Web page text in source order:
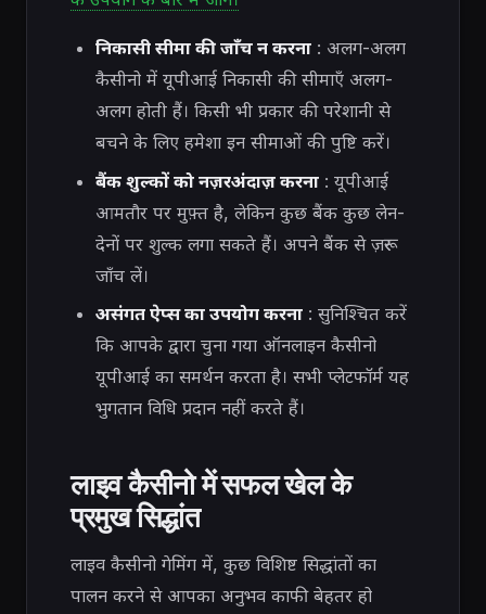
निकासी सीमा की जाँच न करना: अलग-अलग
कैसीनो में यूपीआई निकासी की सीमाएँ अलग-
अलग होती हैं। किसी भी प्रकार की परेशानी से
बचने के लिए हमेशा इन सीमाओं की पुष्टि करें।
बैंक शुल्कों को नज़रअंदाज़ करना: यूपीआई
आमतौर पर मुफ़्त है, लेकिन कुछ बैंक कुछ लेन-
देनों पर शुल्क लगा सकते हैं। अपने बैंक से ज़रूर
जाँच लें।
असंगत ऐप्स का उपयोग करना: सुनिश्चित करें
कि आपके द्वारा चुना गया ऑनलाइन कैसीनो
यूपीआई का समर्थन करता है। सभी प्लेटफॉर्म यह
भुगतान विधि प्रदान नहीं करते हैं।
लाइव कैसीनो में सफल खेल के
प्रमुख सिद्धांत
लाइव कैसीनो गेमिंग में, कुछ विशिष्ट सिद्धांतों का
पालन करने से आपका अनुभव काफी बेहतर हो